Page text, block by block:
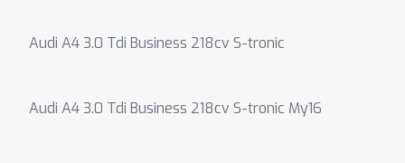
Audi A4 3.0 Tdi Business 218cv S-tronic
Audi A4 3.0 Tdi Business 218cv S-tronic My16